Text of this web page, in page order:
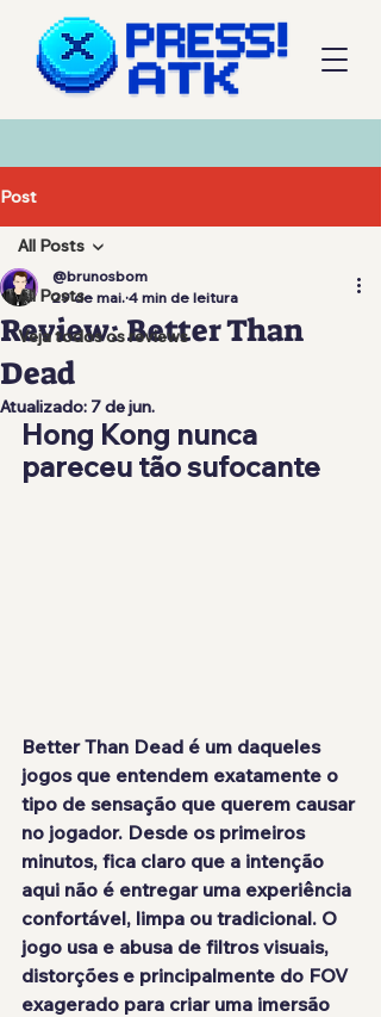
Post
All Posts
Veja todos os reviews
All Posts
Review: Better Than
Dead
@brunosbom
29 de mai. 4 min de leitura
Atualizado: 7 de jun.
Hong Kong nunca
pareceu tão sufocante
Better Than Dead é um daqueles
jogos que entendem exatamente o
tipo de sensação que querem causar
no jogador. Desde os primeiros
minutos, fica claro que a intenção
aqui não é entregar uma experiência
confortável, limpa ou tradicional. O
jogo usa e abusa de filtros visuais,
distorções e principalmente do FOV
exagerado para criar uma imersão